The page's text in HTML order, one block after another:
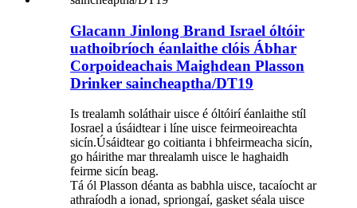
Glacann Jinlong Brand Israel óltóir
uathoibríoch éanlaithe clóis Ábhar
Corpoideachais Maighdean Plasson
Drinker saincheaptha/DT19
Is trealamh soláthair uisce é óltóirí éanlaithe stíl
Iosrael a úsáidtear i líne uisce feirmeoireachta
sicín.Úsáidtear go coitianta i bhfeirmeacha sicín,
go háirithe mar threalamh uisce le haghaidh
feirme sicín beag.
Tá ól Plasson déanta as babhla uisce, tacaíocht ar
athraíodh a ionad, spriongaí, gasket séala uisce